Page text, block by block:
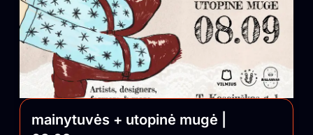
mainytuvės + utopinė mugė |